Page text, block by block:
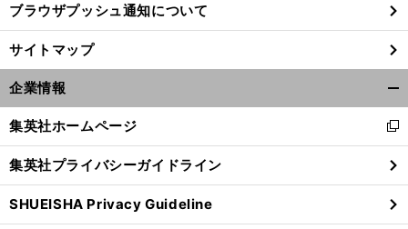
、
。
父
」 を期待
前
ブラウザプッシュ通知について
サイトマップ
企業情報
閉
る
集英社ホームページ
新
し
い
ウ
ィ
ン
集英社プライバシーガイドライン
SHUEISHA Privacy Guideline